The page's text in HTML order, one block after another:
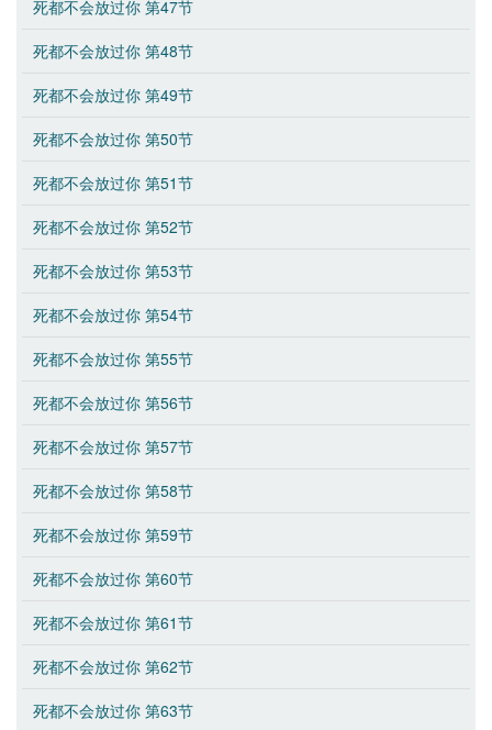
死都不会放过你 第47节
死都不会放过你 第48节
死都不会放过你 第49节
死都不会放过你 第50节
死都不会放过你 第51节
死都不会放过你 第52节
死都不会放过你 第53节
死都不会放过你 第54节
死都不会放过你 第55节
死都不会放过你 第56节
死都不会放过你 第57节
死都不会放过你 第58节
死都不会放过你 第59节
死都不会放过你 第60节
死都不会放过你 第61节
死都不会放过你 第62节
死都不会放过你 第63节